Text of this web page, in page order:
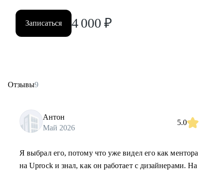
Записаться 4 000 ₽
Отзывы9
Антон
Май 2026
5.0
Я выбрал его, потому что уже видел его как ментора
на Uprock и знал, как он работает с дизайнерами. На